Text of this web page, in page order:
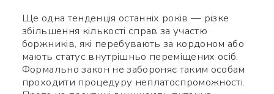
Ще одна тенденція останніх років — різке
збільшення кількості справ за участю
боржників, які перебувають за кордоном або
мають статус внутрішньо переміщених осіб.
Формально закон не забороняє таким особам
проходити процедуру неплатоспроможності.